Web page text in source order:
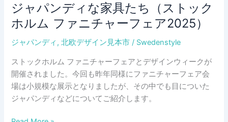
森
の
癒
し
ン
ス
タ
イ
茶
道
の
ス
ジャパンディな家具たち（ストック
ホルム ファニチャーフェア2025）
ジャパンディ ,北欧デザイン見本市 / Swedenstyle
ストックホルム ファニチャーフェアとデザインウィークが
開催されました。今回も昨年同様にファニチャーフェア会
場は小規模な展示となりましたが、その中でも目についた
ジャパンディなどについてご紹介します。